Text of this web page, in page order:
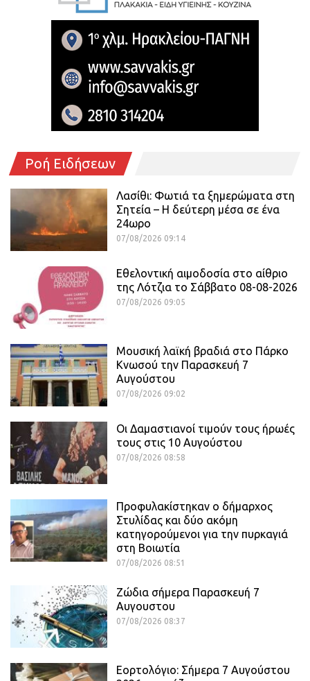
Ροή Ειδήσεων
Λασίθι: Φωτιά τα ξημερώματα στη
Σητεία – Η δεύτερη μέσα σε ένα
24ωρο
07/08/2026 09:14
Εθελοντική αιμοδοσία στο αίθριο
της Λότζια το Σάββατο 08-08-2026
07/08/2026 09:05
Μουσική λαϊκή βραδιά στο Πάρκο
Κνωσού την Παρασκευή 7
Αυγούστου
07/08/2026 09:02
Οι Δαμαστιανοί τιμούν τους ήρωές
τους στις 10 Αυγούστου
07/08/2026 08:58
Προφυλακίστηκαν ο δήμαρχος
Στυλίδας και δύο ακόμη
κατηγορούμενοι για την πυρκαγιά
στη Βοιωτία
07/08/2026 08:51
Ζώδια σήμερα Παρασκευή 7
Αυγουστου
07/08/2026 08:37
Εορτολόγιο: Σήμερα 7 Αυγούστου